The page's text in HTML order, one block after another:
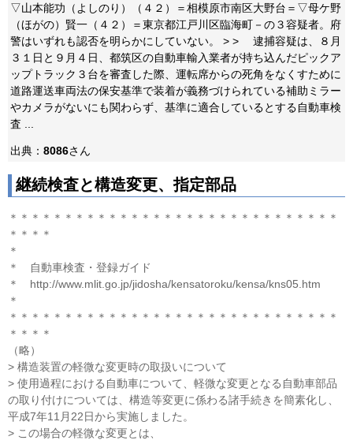
▽山本能功（よしのり）（４２）＝相模原市南区大野台＝▽母ケ野
（ほがの）賢一（４２）＝東京都江戸川区臨海町－の３容疑者。府
警はいずれも認否を明らかにしていない。 > > 逮捕容疑は、８月
３１日と９月４日、都筑区の自動車輸入業者が持ち込んだピックア
ップトラック３台を審査した際、運転席からの死角をなくすために
道路運送車両法の保安基準で装着が義務づけられている補助ミラー
やカメラがないにも関わらず、基準に適合しているとする自動車検
査 ...
出典： 8086さん
継続検査と構造変更、指定部品
＊＊＊＊＊＊＊＊＊＊＊＊＊＊＊＊＊＊＊＊＊＊＊＊＊＊＊＊＊＊
＊＊＊＊
＊
＊ 自動車検査・登録ガイド
＊ http://www.mlit.go.jp/jidosha/kensatoroku/kensa/kns05.htm
＊
＊＊＊＊＊＊＊＊＊＊＊＊＊＊＊＊＊＊＊＊＊＊＊＊＊＊＊＊＊＊
＊＊＊＊
（略）
> 構造装置の軽微な変更時の取扱いについて
> 使用過程における自動車について、軽微な変更となる自動車部品
の取り付けについては、構造等変更に係わる諸手続きを簡素化し、
平成7年11月22日から実施しました。
> この場合の軽微な変更とは、